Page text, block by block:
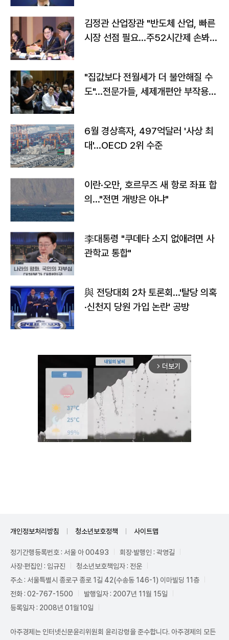
김정관 산업장관 "반도체 산업, 빠른
시장 선점 필요…주52시간제 손봐
"집값보다 전월세가 더 불안해질 수
도"…전문가들, 세제개편안 부작용
6월 경상흑자, 497억달러 '사상 최
대'…OECD 2위 수준
이란·오만, 호르무즈 새 항로 좌표 합
의…"전면 개방은 아냐"
李대통령 "쿠데타 소지 없애려면 사
관학교 통합"
與 전당대회 2차 토론회…'탈당 의혹
·신천지 당원 가입 논란' 공방
arrow_forward_ios 더보기
개인정보처리방침 청소년보호정책 사이트맵
정기간행등록번호 : 서울 아 00493
회장·발행인 : 곽영길
사장·편집인 : 임규진
청소년보호책임자 : 전운
주소 : 서울특별시 종로구 종로 1길 42(수송동 146-1) 이마빌딩 11층
전화 : 02-767-1500
발행일자 : 2007년 11월 15일
등록일자 : 2008년 01월10일
아주경제는 인터넷신문윤리위원회 윤리강령을 준수합니다. 아주경제의 모든